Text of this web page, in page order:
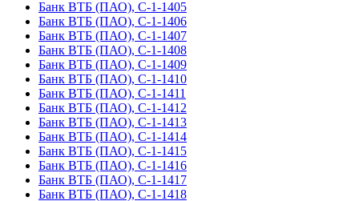
Банк ВТБ (ПАО), С-1-1405
Банк ВТБ (ПАО), С-1-1406
Банк ВТБ (ПАО), С-1-1407
Банк ВТБ (ПАО), С-1-1408
Банк ВТБ (ПАО), С-1-1409
Банк ВТБ (ПАО), С-1-1410
Банк ВТБ (ПАО), С-1-1411
Банк ВТБ (ПАО), С-1-1412
Банк ВТБ (ПАО), С-1-1413
Банк ВТБ (ПАО), С-1-1414
Банк ВТБ (ПАО), С-1-1415
Банк ВТБ (ПАО), С-1-1416
Банк ВТБ (ПАО), С-1-1417
Банк ВТБ (ПАО), С-1-1418